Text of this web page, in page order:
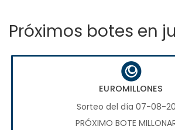
Próximos botes en
EUROMILLONES
Sorteo del día 07-08-
PRÓXIMO BOTE